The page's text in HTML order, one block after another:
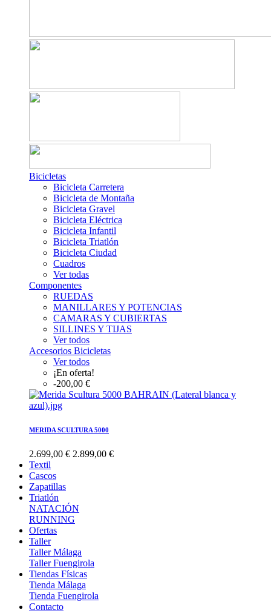
Bicicletas
Bicicleta Carretera
Bicicleta de Montaña
Bicicleta Gravel
Bicicleta Eléctrica
Bicicleta Infantil
Bicicleta Triatlón
Bicicleta Ciudad
Cuadros
Ver todas
Componentes
RUEDAS
MANILLARES Y POTENCIAS
CAMARAS Y CUBIERTAS
SILLINES Y TIJAS
Ver todos
Accesorios Bicicletas
Ver todos
¡En oferta!
-200,00 €
MERIDA SCULTURA 5000
2.699,00 € 2.899,00 €
Textil
Cascos
Zapatillas
Triatlón
NATACIÓN
RUNNING
Ofertas
Taller
Taller Málaga
Taller Fuengirola
Tiendas Físicas
Tienda Málaga
Tienda Fuengirola
Contacto